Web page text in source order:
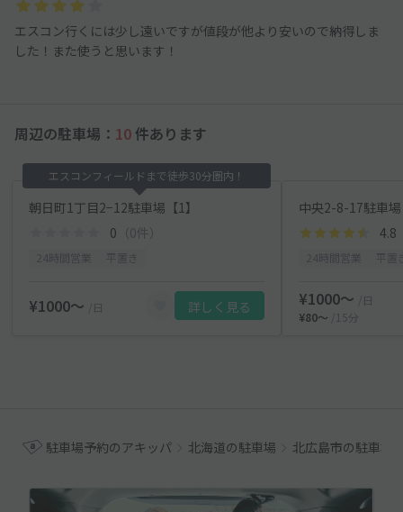
エスコン行くには少し遠いですが値段が他より安いので納得しま
した！また使うと思います！
周辺の駐車場： 10 件あります
エスコンフィールドまで徒歩30分圏内！
朝日町1丁目2−12駐車場【1】
0 （0件）
¥1000〜 /日 詳しく見る
中央2-8-17駐車場
4.8
¥1000〜
/日
¥80〜
/15分
駐車場予約のアキッパ 北海道の駐車場 北広島市の駐車場